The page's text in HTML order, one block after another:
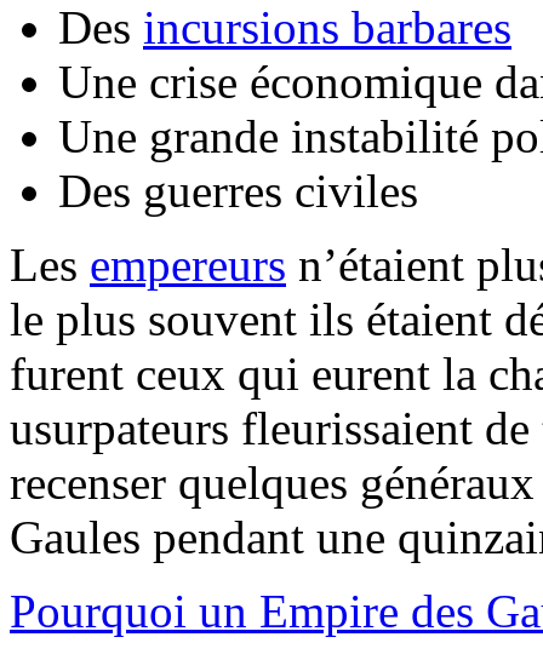
Des incursions barbares
Une crise économique
Une grande instabilité
Des guerres civiles
Les empereurs n’étaient
le plus souvent ils étaient
furent ceux qui eurent la
usurpateurs fleurissaient
recenser quelques
Gaules pendant une
Pourquoi un Empire des